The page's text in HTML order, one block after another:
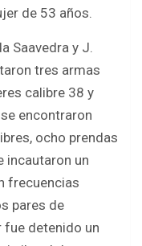
de 53 años.
Saavedra y J.
tres armas
calibre 38 y
encontraron
ocho prendas
incautaron un
frecuencias
pares de
fue detenido un